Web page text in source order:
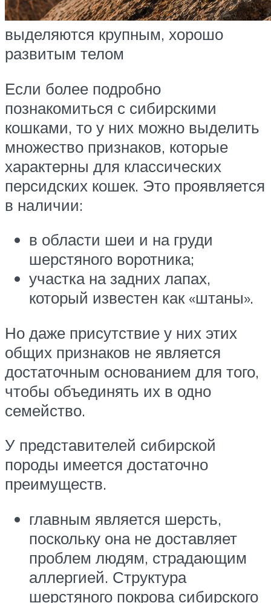
выделяются крупным, хорошо
развитым телом
Если более подробно
познакомиться с сибирскими
кошками, то у них можно выделить
множество признаков, которые
характерны для классических
персидских кошек. Это проявляется
в наличии:
в области шеи и на груди
шерстяного воротника;
участка на задних лапах,
который известен как «штаны».
Но даже присутствие у них этих
общих признаков не является
достаточным основанием для того,
чтобы объединять их в одно
семейство.
У представителей сибирской
породы имеется достаточно
преимуществ.
главным является шерсть,
поскольку она не доставляет
проблем людям, страдающим
аллергией. Структура
шерстяного покрова сибирского